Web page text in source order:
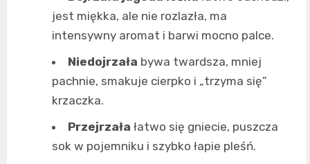
jest miękka, ale nie rozlazła, ma
intensywny aromat i barwi mocno palce.
Niedojrzała bywa twardsza, mniej
pachnie, smakuje cierpko i „trzyma się”
krzaczka.
Przejrzała łatwo się gniecie, puszcza
sok w pojemniku i szybko łapie pleśń.